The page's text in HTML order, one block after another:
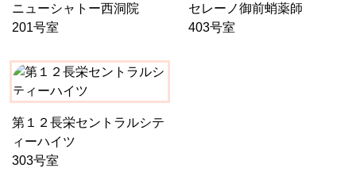
ニューシャトー西洞院
201号室
セレーノ御前蛸薬師
403号室
第１２長栄セントラルシテ
ィーハイツ
303号室